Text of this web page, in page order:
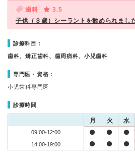
歯科
3.5
子供（３歳）シーラントを勧められまし
診療科目：
歯科、矯正歯科、歯周病科、小児歯科
専門医・資格：
小児歯科専門医
診療時間
月 火 水
09:00-12:00
14:00-19:00